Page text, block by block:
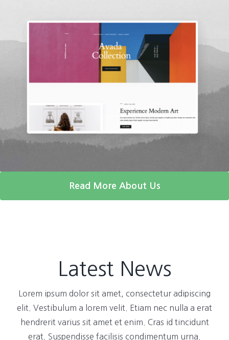
Read More About Us
Latest News
Lorem ipsum dolor sit amet, consectetur adipiscing
elit. Vestibulum a lorem velit. Etiam nec nulla a erat
hendrerit varius sit amet et enim. Cras id tincidunt
erat. Suspendisse facilisis condimentum urna.